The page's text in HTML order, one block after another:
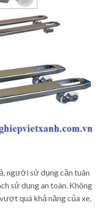
người sử dụng cần tuân
sử dụng an toàn. Không
quá khả năng của xe,